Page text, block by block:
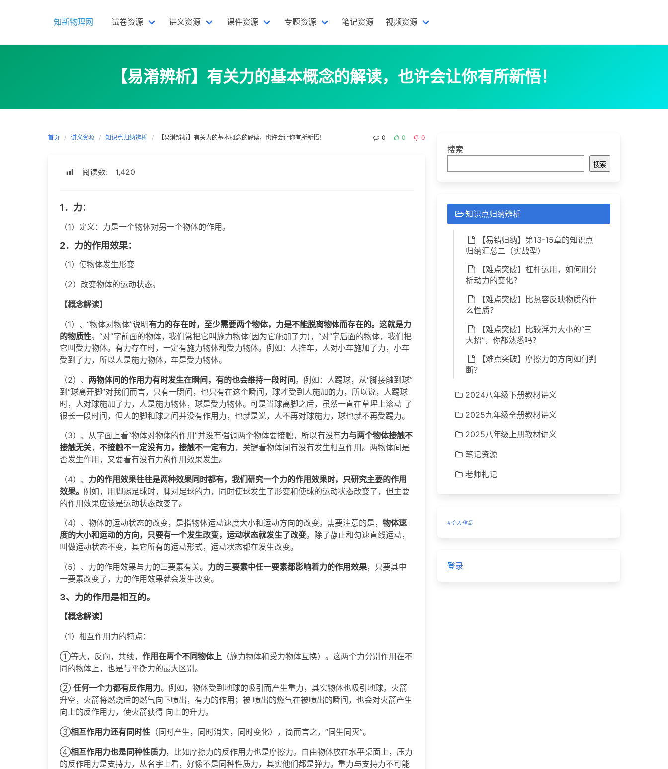
知新物理网 试卷资源 讲义资源 课件资源 专题资源 笔记资源 视频资源
【易淆辨析】有关力的基本概念的解读，也许会让你有所新悟！
首页 讲义资源 知识点归纳辨析 【易淆辨析】有关力的基本概念的解读，也许会让你有所新悟！ 0 0 0
阅读数: 1,420
1．力：
（1）定义：力是一个物体对另一个物体的作用。
2．力的作用效果：
（1）使物体发生形变
（2）改变物体的运动状态。
【概念解读】
（1）、“物体对物体”说明有力的存在时，至少需要两个物体，力是不能脱离物体而存在的。这就是力
的物质性。“对”字前面的物体，我们常把它叫施力物体(因为它施加了力)，“对”字后面的物体，我们把
它叫受力物体。有力存在时，一定有施力物体和受力物体。例如：人推车，人对小车施加了力，小车
受到了力，所以人是施力物体，车是受力物体。
（2）、 两物体间的作用力有时发生在瞬间，有的也会维持一段时间。例如：人踢球，从“脚接触到球”
到“球离开脚”对我们而言，只有一瞬间，也只有在这个瞬间，球才受到人施加的力，所以说，人踢球
时，人对球施加了力，人是施力物体，球是受力物体。可是当球离脚之后，虽然一直在草坪上滚动 了
很长一段时间，但人的脚和球之间并没有作用力，也就是说，人不再对球施力，球也就不再受踢力。
（3）、从字面上看“物体对物体的作用”并没有强调两个物体要接触，所以有没有力与两个物体接触不
接触无关， 不接触不一定没有力，接触不一定有力，关键看物体间有没有发生相互作用。两物体间是
否发生作用，又要看有没有力的作用效果发生。
（4）、 力的作用效果往往是两种效果同时都有，我们研究一个力的作用效果时，只研究主要的作用
效果。 例如，用脚踢足球时，脚对足球的力，同时使球发生了形变和使球的运动状态改变了，但主要
的作用效果应该是运动状态改变了。
（4）、物体的运动状态的改变，是指物体运动速度大小和运动方向的改变。需要注意的是， 物体速
度的大小和运动的方向，只要有一个发生改变，运动状态就发生了改变。除了静止和匀速直线运动，
叫做运动状态不变，其它所有的运动形式，运动状态都在发生改变。
（5）、力的作用效果与力的三要素有关。 力的三要素中任一要素都影响着力的作用效果，只要其中
一要素改变了，力的作用效果就会发生改变。
3、力的作用是相互的。
【概念解读】
（1）相互作用力的特点：
①等大，反向，共线， 作用在两个不同物体上 （施力物体和受力物体互换）。这两个力分别作用在不
同的物体上，也是与平衡力的最大区别。
② 任何一个力都有反作用力。例如，物体受到地球的吸引而产生重力，其实物体也吸引地球。火箭
升空，火箭将燃烧后的燃气向下喷出，有力的作用；被 喷出的燃气在被喷出的瞬间，也会对火箭产生
向上的反作用力，使火箭获得 向上的升力。
③相互作用力还有同时性 （同时产生，同时消失，同时变化），简而言之，“同生同灭”。
④相互作用力也是同种性质力，比如摩擦力的反作用力也是摩擦力。自由物体放在水平桌面上，压力
的反作用力是支持力，从名字上看，好像不是同种性质力，其实他们都是弹力。重力与支持力不可能
搜索
搜索
知识点归纳辨析
【易错归纳】第13-15章的知识点
归纳汇总二（实战型）
【难点突破】杠杆运用，如何用分
析动力的变化？
【难点突破】比热容反映物质的什
么性质？
【难点突破】比较浮力大小的“三
大招”，你都熟悉吗？
【难点突破】摩擦力的方向如何判
断？
2024八年级下册教材讲义
2025九年级全册教材讲义
2025八年级上册教材讲义
笔记资源
老师札记
#个人作品
登录